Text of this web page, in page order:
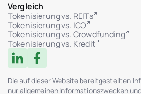
Vergleich
Tokenisierung vs. REITs
Tokenisierung vs. ICO
Tokenisierung vs. Crowdfunding
Tokenisierung vs. Kredit
Die auf dieser Website bereitgestellten
nur allgemeinen Informationszwecken